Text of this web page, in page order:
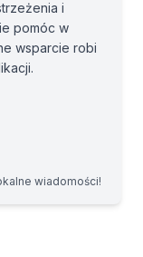
i
pomóc w
wsparcie robi
wiadomości!